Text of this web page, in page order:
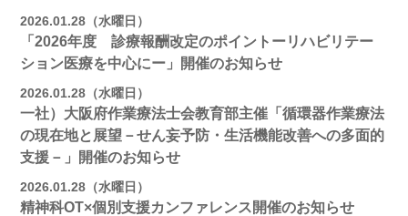
2026.01.28（水曜日）
「2026年度 診療報酬改定のポイントーリハビリテー
ション医療を中心にー」開催のお知らせ
2026.01.28（水曜日）
一社）大阪府作業療法士会教育部主催「循環器作業療法
の現在地と展望－せん妄予防・生活機能改善への多面的
支援－」開催のお知らせ
2026.01.28（水曜日）
精神科OT×個別支援カンファレンス開催のお知らせ